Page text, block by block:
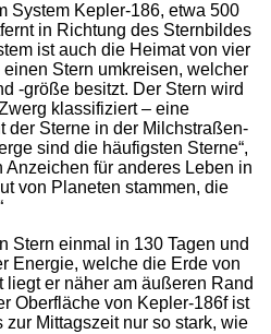
System Kepler-186, etwa 500
in Richtung des Sternbildes
ist auch die Heimat von vier
Stern umkreisen, welcher
-größe besitzt. Der Stern wird
klassifiziert – eine
der Sterne in der Milchstraßen-
sind die häufigsten Sterne“,
Anzeichen für anderes Leben in
von Planeten stammen, die
Stern einmal in 130 Tagen und
Energie, welche die Erde von
er näher am äußeren Rand
Oberfläche von Kepler-186f ist
Mittagszeit nur so stark, wie